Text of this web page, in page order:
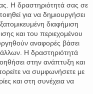
Κώδικα και για
Πρόληψη και την
γυναικών και της
ο Νόμος
Συμβουλίου της
Η δραστηριότητά σας σε
για να δημιουργήσει
διαφήμιση
και του περιεχομένου
αναφορές βάσει
Η δραστηριότητά
στην ανάπτυξη και
να συμφωνήσετε με
και στη συνέχεια να